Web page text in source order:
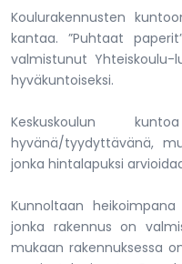
Koulurakennusten
kantaa. ”Puhtaat
valmistunut Yhteiskoulu-
hyväkuntoiseksi.
Keskuskoulun
hyvänä/tyydyttävänä,
jonka hintalapuksi
Kunnoltaan
jonka rakennus on
mukaan rakennuksessa